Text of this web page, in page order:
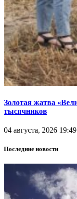
Золотая жатва
тысячников
04 августа, 2026 19:49
Последние новости